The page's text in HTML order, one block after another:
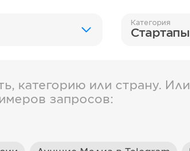
Категория
Стартапы
категорию или страну. Или
запросов: